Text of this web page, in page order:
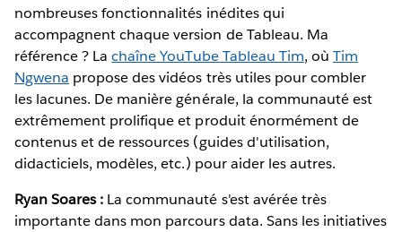
nombreuses fonctionnalités inédites qui
accompagnent chaque version de Tableau. Ma
référence ? Lachaîne YouTube Tableau Tim, où Tim
Ngwena propose des vidéos très utiles pour combler
les lacunes. De manière générale, la communauté est
extrêmement prolifique et produit énormément de
contenus et de ressources (guides d'utilisation,
didacticiels, modèles, etc.) pour aider les autres.
Ryan Soares : La communauté s'est avérée très
importante dans mon parcours data. Sans les initiatives